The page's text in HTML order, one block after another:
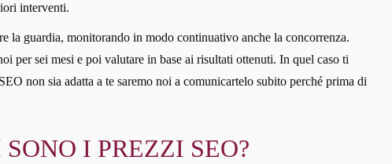
interventi.
la guardia, monitorando in modo continuativo anche la concorrenza.
per sei mesi e poi valutare in base ai risultati ottenuti. In quel caso ti
non sia adatta a te saremo noi a comunicartelo subito perché prima di
I PREZZI SEO?